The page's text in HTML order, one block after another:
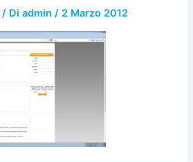
/ Diadmin/ 2 Marzo 2012